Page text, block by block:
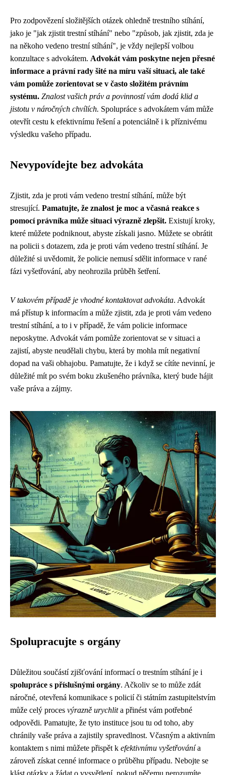
Pro zodpovězení složitějších otázek ohledně trestního stíhání,
jako je "jak zjistit trestní stíhání" nebo "způsob, jak zjistit, zda je
na někoho vedeno trestní stíhání", je vždy nejlepší volbou
konzultace s advokátem. Advokát vám poskytne nejen přesné
informace a právní rady šité na míru vaší situaci, ale také
vám pomůže zorientovat se v často složitém právním
systému. Znalost vašich práv a povinností vám dodá klid a
jistotu v náročných chvílích. Spolupráce s advokátem vám může
otevřít cestu k efektivnímu řešení a potenciálně i k příznivému
výsledku vašeho případu.
Nevypovídejte bez advokáta
Zjistit, zda je proti vám vedeno trestní stíhání, může být
stresující. Pamatujte, že znalost je moc a včasná reakce s
pomocí právníka může situaci výrazně zlepšit. Existují kroky,
které můžete podniknout, abyste získali jasno. Můžete se obrátit
na policii s dotazem, zda je proti vám vedeno trestní stíhání. Je
důležité si uvědomit, že policie nemusí sdělit informace v rané
fázi vyšetřování, aby neohrozila průběh šetření.
V takovém případě je vhodné kontaktovat advokáta. Advokát
má přístup k informacím a může zjistit, zda je proti vám vedeno
trestní stíhání, a to i v případě, že vám policie informace
neposkytne. Advokát vám pomůže zorientovat se v situaci a
zajistí, abyste neudělali chybu, která by mohla mít negativní
dopad na vaši obhajobu. Pamatujte, že i když se cítíte nevinní, je
důležité mít po svém boku zkušeného právníka, který bude hájit
vaše práva a zájmy.
Spolupracujte s orgány
Důležitou součástí zjišťování informací o trestním stíhání je i
spolupráce s příslušnými orgány. Ačkoliv se to může zdát
náročné, otevřená komunikace s policií či státním zastupitelstvím
může celý proces výrazně urychlita přinést vám potřebné
odpovědi. Pamatujte, že tyto instituce jsou tu od toho, aby
chránily vaše práva a zajistily spravedlnost. Včasným a aktivním
kontaktem s nimi můžete přispět k efektivnímu vyšetřovánía
zároveň získat cenné informace o průběhu případu. Nebojte se
klást otázky a žádat o vysvětlení, pokud něčemu nerozumíte.